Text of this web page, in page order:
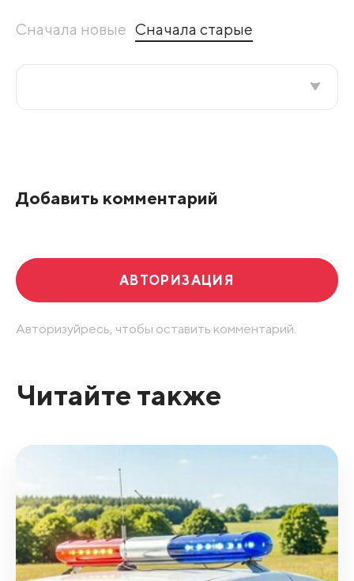
Сначала новые Сначала старые
Добавить комментарий
АВТОРИЗАЦИЯ
Авторизуйресь, чтобы оставить комментарий.
Читайте также